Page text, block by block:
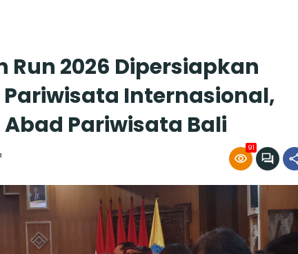
Run 2026 Dipersiapkan
Internasional,
Pariwisata Bali
91